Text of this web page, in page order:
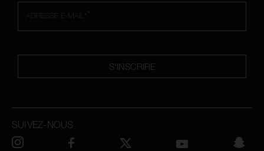
*
ADRESSE E-MAIL*
S'INSCRIRE
SUIVEZ-NOUS